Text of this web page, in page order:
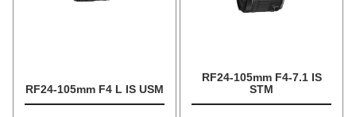
RF24-105mm F4 L IS USM
RF24-105mm F4-7.1 IS
STM